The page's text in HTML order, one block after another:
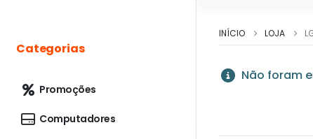
INÍCIO LOJA
Não foram
Categorias
Promoções
Computadores